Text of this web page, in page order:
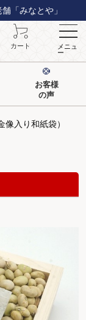
「みなとや」
カート メニュ
ー
お客様
の声
入り和紙袋）